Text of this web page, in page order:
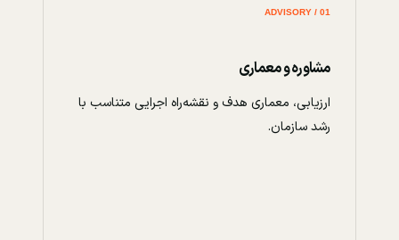
01 / ADVISORY
مشاوره و معماری
ارزیابی، معماری هدف و نقشه‌راه اجرایی متناسب با
رشد سازمان.